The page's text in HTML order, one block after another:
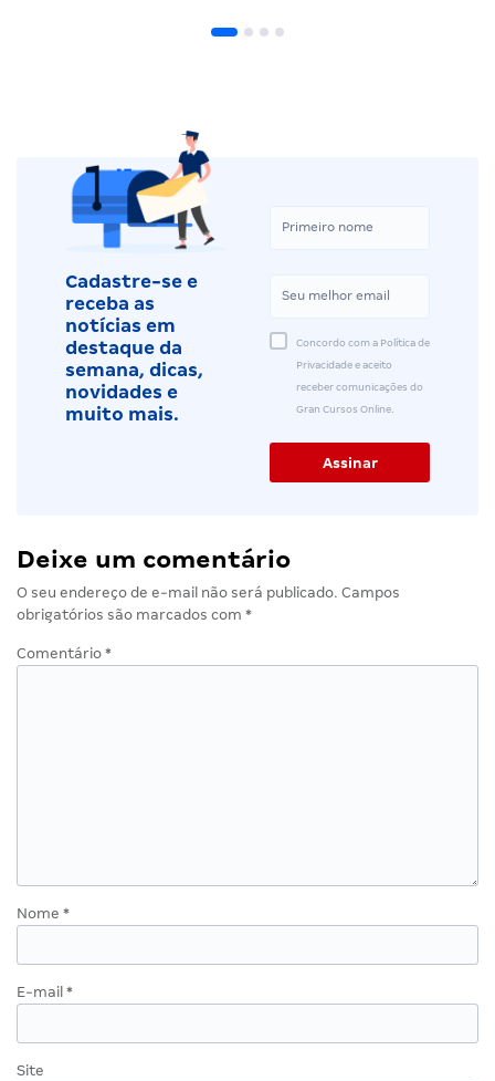
Cadastre-se e
receba as
notícias em
destaque da
semana, dicas,
novidades e
muito mais.
Concordo com a Política de
Privacidade e aceito
receber comunicações do
Gran Cursos Online.
Deixe um comentário
O seu endereço de e-mail não será publicado. Campos
obrigatórios são marcados com *
Comentário *
Nome *
E-mail *
Site